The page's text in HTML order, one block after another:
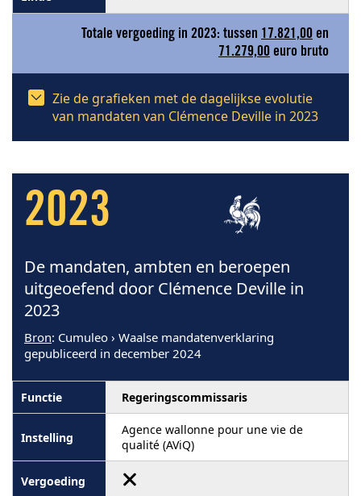
Totale vergoeding in 2023: tussen 17.821,00 en
71.279,00 euro bruto
Zie de grafieken met de dagelijkse evolutie
van mandaten van Clémence Deville in 2023
2023
De mandaten, ambten en beroepen
uitgeoefend door Clémence Deville in
2023
Bron: Cumuleo › Waalse mandatenverklaring
gepubliceerd in december 2024
Regeringscommissaris
Agence wallonne pour une vie de
qualité (AViQ)